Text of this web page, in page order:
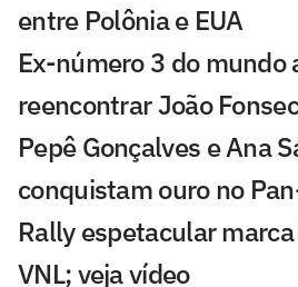
entre Polônia e EUA
Ex-número 3 do mundo
reencontrar João
Pepê Gonçalves e Ana
conquistam ouro no
Rally espetacular
VNL; veja vídeo